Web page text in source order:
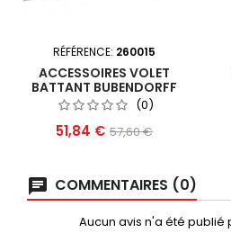
RÉFÉRENCE: 260015
ACCESSOIRES VOLET
BATTANT BUBENDORFF
(0)
Prix
51,84 € Prix
base
57,60 €
COMMENTAIRES (0)
Aucun avis n'a été publié